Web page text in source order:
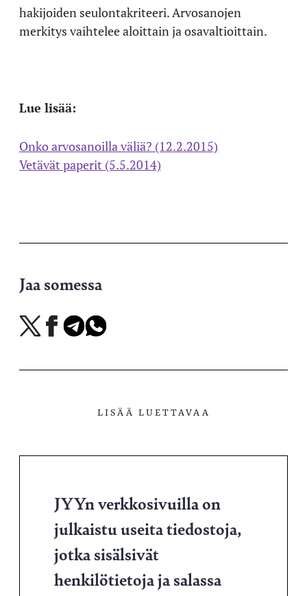
hakijoiden seulontakriteeri. Arvosanojen
merkitys vaihtelee aloittain ja osavaltioittain.
Lue lisää:
Onko arvosanoilla väliä? (12.2.2015)
Vetävät paperit (5.5.2014)
Jaa somessa
Jaa
X-
Jaa
Facebookissa
Jaa
Telegramissa
Jaa
WhatsAppissa
LISÄÄ LUETTAVAA
JYYn verkkosivuilla on
julkaistu useita tiedostoja,
jotka sisälsivät
henkilötietoja ja salassa